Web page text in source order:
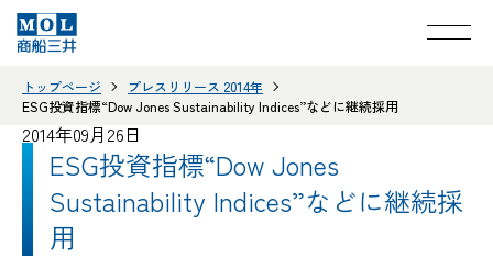
トップページ
プレスリリース 2014年
ESG投資指標“Dow Jones Sustainability Indices”などに継続採用
2014年09月26日
ESG投資指標“Dow Jones
Sustainability Indices”などに継続採
用